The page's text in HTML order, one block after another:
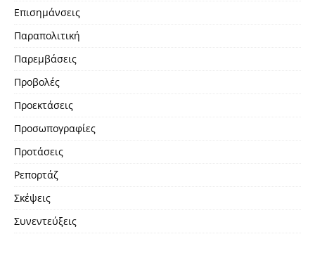
Επισημάνσεις
Παραπολιτική
Παρεμβάσεις
Προβολές
Προεκτάσεις
Προσωπογραφίες
Προτάσεις
Ρεπορτάζ
Σκέψεις
Συνεντεύξεις